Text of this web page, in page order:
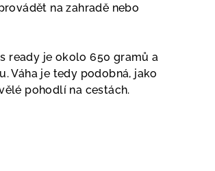
na zahradě nebo
ready je okolo 650 gramů a
Váha je tedy podobná, jako
pohodlí na cestách.